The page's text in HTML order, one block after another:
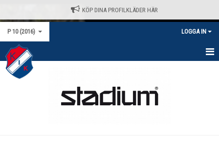
KÖP DINA PROFILKLÄDER HÄR
P 10 (2016) LOGGA IN
HEM